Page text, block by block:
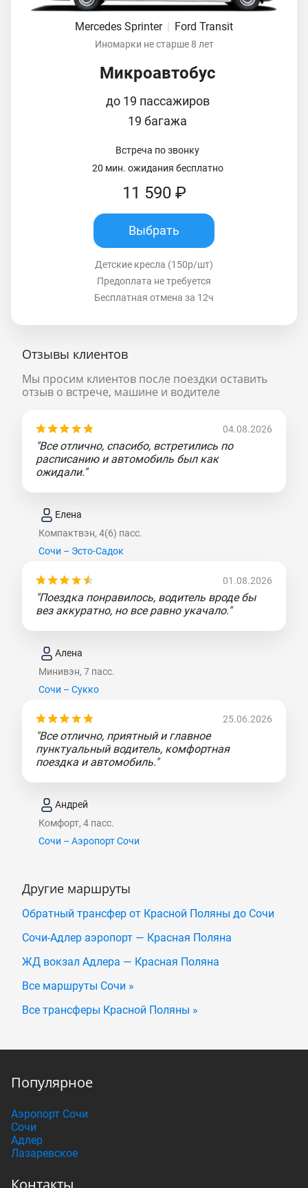
Mercedes Sprinter | Ford Transit
Иномарки не старше 8 лет
Микроавтобус
до 19 пассажиров
19 багажа
Встреча по звонку
20 мин. ожидания бесплатно
11 590 ₽
Выбрать
Детские кресла (150р/шт)
Предоплата не требуется
Бесплатная отмена за 12ч
Отзывы клиентов
Мы просим клиентов после поездки оставить
отзыв о встрече, машине и водителе
04.08.2026
"Все отлично, спасибо, встретились по
расписанию и автомобиль был как
ожидали."
Елена
Компактвэн, 4(6) пасс.
Сочи – Эсто-Садок
01.08.2026
"Поездка понравилось, водитель вроде бы
вез аккуратно, но все равно укачало."
Алена
Минивэн, 7 пасс.
Сочи – Сукко
25.06.2026
"Все отлично, приятный и главное
пунктуальный водитель, комфортная
поездка и автомобиль."
Андрей
Комфорт, 4 пасс.
Сочи – Аэропорт Сочи
Другие маршруты
Обратный трансфер от Красной Поляны до Сочи
Сочи-Адлер аэропорт — Красная Поляна
ЖД вокзал Адлера — Красная Поляна
Все маршруты Сочи »
Все трансферы Красной Поляны »
Популярное
Аэропорт Сочи
Сочи
Адлер
Лазаревское
Контакты